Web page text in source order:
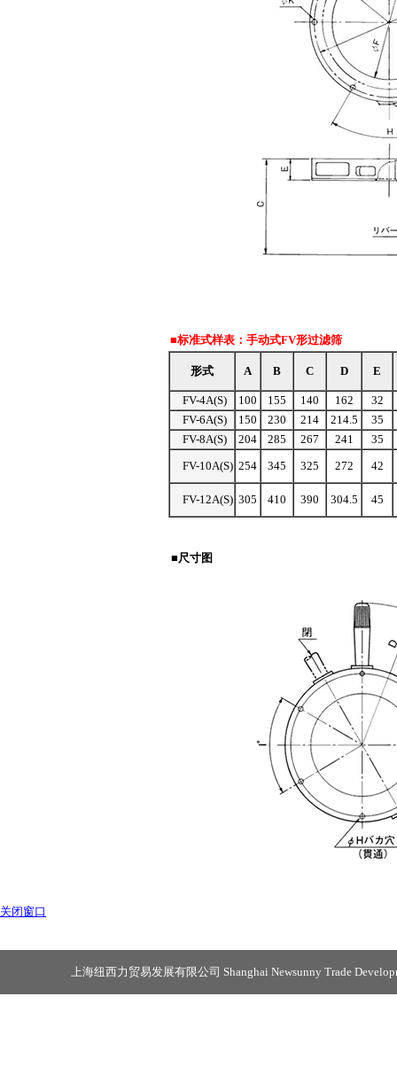
■标准式样表：手动式FV形过滤筛
形式 A B C D E
FV-4A(S) 100 155 140 162
32
FV-6A(S)
150 230 214 214.5
35
FV-8A(S)
204 285 267 241
35
FV-10A(S) 254 345 325 272 42
FV-12A(S) 305 410 390 304.5 45
■尺寸图
关闭窗口
上海纽西力贸易发展有限公司 Shanghai Newsunny Trade